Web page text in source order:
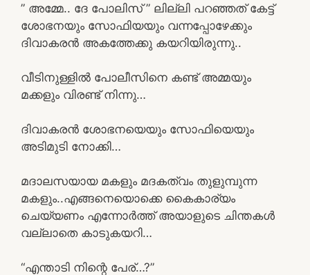
” അമ്മേ.. ദേ പോലിസ് ” ലില്ലി പറഞ്ഞത് കേട്ട്
ശോഭനയും സോഫിയയും വന്നപ്പോഴേക്കും
ദിവാകരൻ അകത്തേക്കു കയറിയിരുന്നു..
വീടിനുള്ളിൽ പോലീസിനെ കണ്ട് അമ്മയും
മക്കളും വിരണ്ട് നിന്നു…
ദിവാകരൻ ശോഭനയെയും സോഫിയെയും
അടിമുടി നോക്കി…
മദാലസയായ മകളും മദകത്വം തുളുമ്പുന്ന
മകളും..എങ്ങനെയൊക്കെ കൈകാര്യം
ചെയ്യണം എന്നോർത്ത് അയാളുടെ ചിന്തകൾ
വല്ലാതെ കാടുകയറി…
“എന്താടി നിന്റെ പേര്…?”